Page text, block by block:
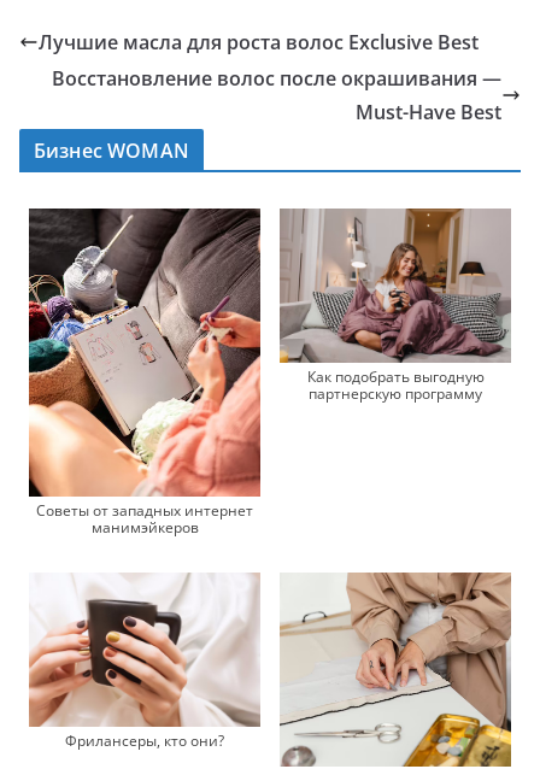
Лучшие масла для роста волос Exclusive Best
Восстановление волос после окрашивания —
Must-Have Best
Бизнес WOMAN
Советы от западных интернет
манимэйкеров
Как подобрать выгодную
партнерскую программу
Фрилансеры, кто они?